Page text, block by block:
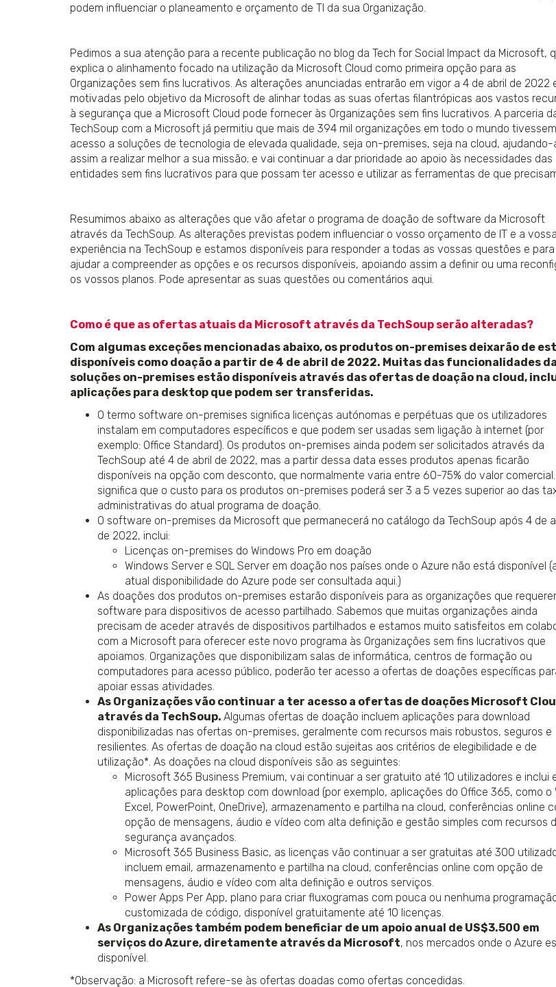
podem influenciar o planeamento e orçamento de TI da sua Organização.
Pedimos a sua atenção para a recente publicação no blog da Tech for Social Impact da Microsoft,
explica o alinhamento focado na utilização da Microsoft Cloud como primeira opção para as
Organizações sem fins lucrativos. As alterações anunciadas entrarão em vigor a 4 de abril de 2022
motivadas pelo objetivo da Microsoft de alinhar todas as suas ofertas filantrópicas aos vastos
à segurança que a Microsoft Cloud pode fornecer às Organizações sem fins lucrativos. A parceria
TechSoup com a Microsoft já permitiu que mais de 394 mil organizações em todo o mundo tivessem
acesso a soluções de tecnologia de elevada qualidade, seja on-premises, seja na cloud, ajudando-
assim a realizar melhor a sua missão; e vai continuar a dar prioridade ao apoio às necessidades das
entidades sem fins lucrativos para que possam ter acesso e utilizar as ferramentas de que
Resumimos abaixo as alterações que vão afetar o programa de doação de software da Microsoft
através da TechSoup. As alterações previstas podem influenciar o vosso orçamento de IT e a vossa
experiência na TechSoup e estamos disponíveis para responder a todas as vossas questões e para
ajudar a compreender as opções e os recursos disponíveis, apoiando assim a definir ou uma
os vossos planos. Pode apresentar as suas questões ou comentários aqui.
Como é que as ofertas atuais da Microsoft através da TechSoup serão alteradas?
Com algumas exceções mencionadas abaixo, os produtos on-premises deixarão de
disponíveis como doação a partir de 4 de abril de 2022. Muitas das funcionalidades
soluções on-premises estão disponíveis através das ofertas de doação na cloud,
aplicações para desktop que podem ser transferidas.
O termo software on-premises significa licenças autónomas e perpétuas que os utilizadores
instalam em computadores específicos e que podem ser usadas sem ligação à internet (por
exemplo: Office Standard). Os produtos on-premises ainda podem ser solicitados através da
TechSoup até 4 de abril de 2022, mas a partir dessa data esses produtos apenas ficarão
disponíveis na opção com desconto, que normalmente varia entre 60-75% do valor
significa que o custo para os produtos on-premises poderá ser 3 a 5 vezes superior ao das
administrativas do atual programa de doação.
O software on-premises da Microsoft que permanecerá no catálogo da TechSoup após 4 de
de 2022, inclui:
Licenças on-premises do Windows Pro em doação
Windows Server e SQL Server em doação nos países onde o Azure não está disponível
atual disponibilidade do Azure pode ser consultada aqui.)
As doações dos produtos on-premises estarão disponíveis para as organizações que
software para dispositivos de acesso partilhado. Sabemos que muitas organizações ainda
precisam de aceder através de dispositivos partilhados e estamos muito satisfeitos em
com a Microsoft para oferecer este novo programa às Organizações sem fins lucrativos que
apoiamos. Organizações que disponibilizam salas de informática, centros de formação ou
computadores para acesso público, poderão ter acesso a ofertas de doações específicas
apoiar essas atividades.
As Organizações vão continuar a ter acesso a ofertas de doações Microsoft
através da TechSoup. Algumas ofertas de doação incluem aplicações para download
disponibilizadas nas ofertas on-premises, geralmente com recursos mais robustos, seguros e
resilientes. As ofertas de doação na cloud estão sujeitas aos critérios de elegibilidade e de
utilização*. As doações na cloud disponíveis são as seguintes:
Microsoft 365 Business Premium, vai continuar a ser gratuito até 10 utilizadores e inclui
aplicações para desktop com download (por exemplo, aplicações do Office 365, como o
Excel, PowerPoint, OneDrive), armazenamento e partilha na cloud, conferências online
opção de mensagens, áudio e vídeo com alta definição e gestão simples com recursos
segurança avançados.
Microsoft 365 Business Basic, as licenças vão continuar a ser gratuitas até 300
incluem email, armazenamento e partilha na cloud, conferências online com opção de
mensagens, áudio e vídeo com alta definição e outros serviços.
Power Apps Per App, plano para criar fluxogramas com pouca ou nenhuma
customizada de código, disponível gratuitamente até 10 licenças.
As Organizações também podem beneficiar de um apoio anual de US$3.500 em
serviços do Azure, diretamente através da Microsoft, nos mercados onde o Azure
disponível.
*Observação: a Microsoft refere-se às ofertas doadas como ofertas concedidas.
saber +